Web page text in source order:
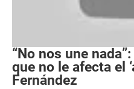
“No nos une
que no le afecta el
Fernández